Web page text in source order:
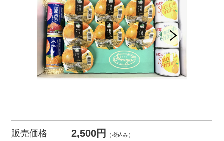
販売価格 2,500円 （税込み）